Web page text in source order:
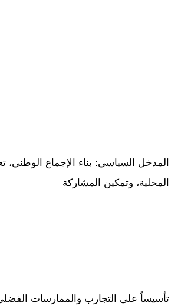
المدخل السياسي: بناء الإجماع الوطني،
المحلية، وتمكين المشاركة
تأسيساً على التجارب والممارسات